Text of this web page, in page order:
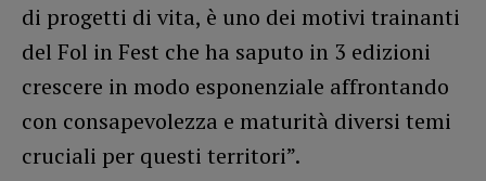
di progetti di vita, è uno dei motivi trainanti
del Fol in Fest che ha saputo in 3 edizioni
crescere in modo esponenziale affrontando
con consapevolezza e maturità diversi temi
cruciali per questi territori”.